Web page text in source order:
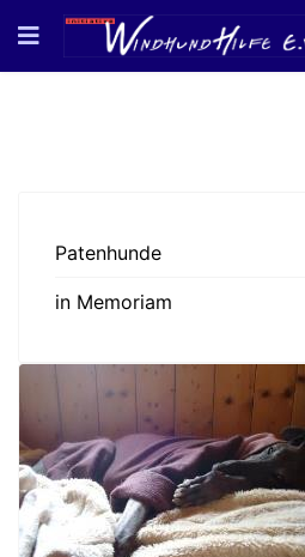
Patenhunde
in Memoriam